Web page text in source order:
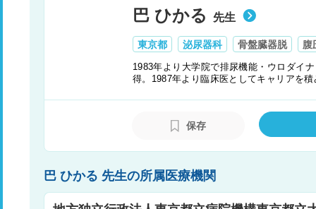
巴 ひかる 先生
東京都 泌尿器科 骨盤臓器脱 腹
1983年より大学院で排尿機能・ウロダイ
得。1987年より臨床医としてキャリアを
門として、経腟手術・内視鏡手術・ロボ
尿失禁・間質性膀胱炎の手術、過活動膀
保存
巴 ひかる 先生の所属医療機関